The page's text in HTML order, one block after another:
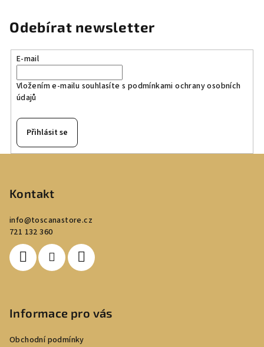
á
d
a
p
v
Odebírat newsletter
E-mail
Vložením e-mailu souhlasíte s podmínkami ochrany osobních
údajů
Přihlásit se
Kontakt
info@toscanastore.cz
721 132 360
Informace pro vás
Obchodní podmínky